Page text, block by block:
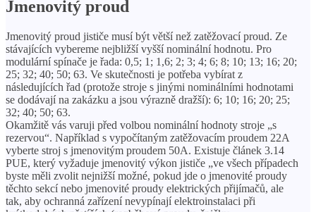
Jmenovitý proud
Jmenovitý proud jističe musí být větší než zatěžovací proud. Ze
stávajících vybereme nejbližší vyšší nominální hodnotu. Pro
modulární spínače je řada: 0,5; 1; 1,6; 2; 3; 4; 6; 8; 10; 13; 16; 20;
25; 32; 40; 50; 63. Ve skutečnosti je potřeba vybírat z
následujících řad (protože stroje s jinými nominálními hodnotami
se dodávají na zakázku a jsou výrazně dražší): 6; 10; 16; 20; 25;
32; 40; 50; 63.
Okamžitě vás varuji před volbou nominální hodnoty stroje „s
rezervou“. Například s vypočítaným zatěžovacím proudem 22A
vyberte stroj s jmenovitým proudem 50A. Existuje článek 3.14
PUE, který vyžaduje jmenovitý výkon jističe „ve všech případech
byste měli zvolit nejnižší možné, pokud jde o jmenovité proudy
těchto sekcí nebo jmenovité proudy elektrických přijímačů, ale
tak, aby ochranná zařízení nevypínají elektroinstalaci při